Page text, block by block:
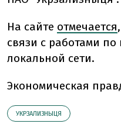
На сайте отмечается
связи с работами
локальной сети.
Экономическая
УКРЗАЛИЗНЫЦЯ